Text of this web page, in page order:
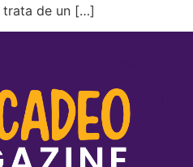
trata de un […]